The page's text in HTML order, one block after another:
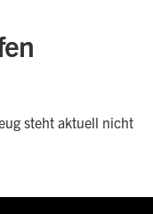
steht aktuell nicht